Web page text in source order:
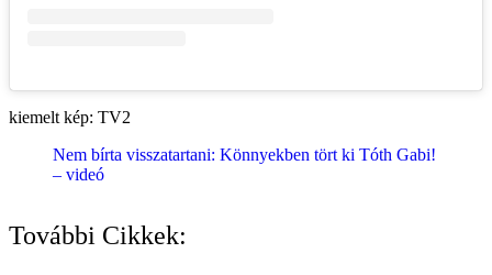
kiemelt kép: TV2
Nem bírta visszatartani: Könnyekben tört ki Tóth Gabi!
– videó
További Cikkek: